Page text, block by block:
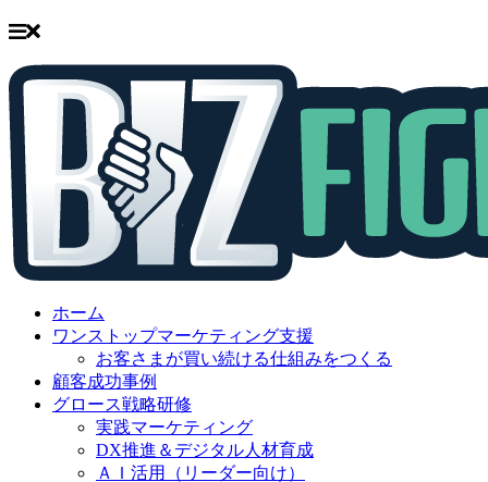
content
ホーム
ワンストップマーケティング支援
お客さまが買い続ける仕組みをつくる
顧客成功事例
グロース戦略研修
実践マーケティング
DX推進＆デジタル人材育成
ＡＩ活用（リーダー向け）